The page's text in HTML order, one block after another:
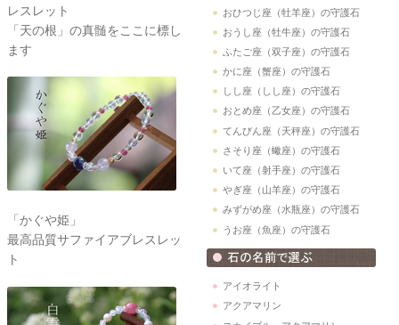
レスレット
「天の根」の真髄をここに標し
ます
「かぐや姫」
最高品質サファイアブレスレッ
ト
おひつじ座（牡羊座）の守護石
おうし座（牡牛座）の守護石
ふたご座（双子座）の守護石
かに座（蟹座）の守護石
しし座（しし座）の守護石
おとめ座（乙女座）の守護石
てんびん座（天秤座）の守護石
さそり座（蠍座）の守護石
いて座（射手座）の守護石
やぎ座（山羊座）の守護石
みずがめ座（水瓶座）の守護石
うお座（魚座）の守護石
アイオライト
アクアマリン